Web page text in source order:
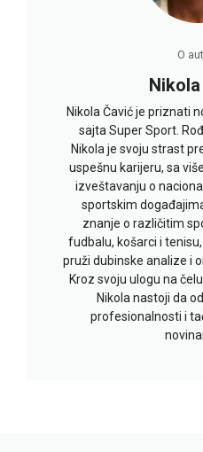
O
Nikola Čavić je priznati
sajta Super Sport.
Nikola je svoju strast
uspešnu karijeru, sa
izveštavanju o
sportskim
znanje o različitim
fudbalu, košarci i
pruži dubinske analize i
Kroz svoju ulogu na
Nikola nastoji da
profesionalnosti i